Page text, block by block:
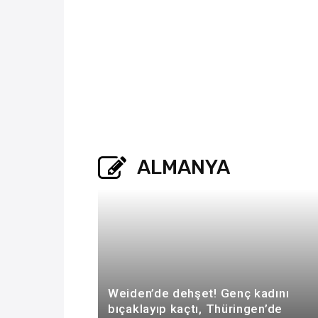
ALMANYA
Weiden’de dehşet! Genç kadını
bıçaklayıp kaçtı, Thüringen’de